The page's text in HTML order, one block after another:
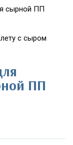
сырной ПП
с сыром
ПП